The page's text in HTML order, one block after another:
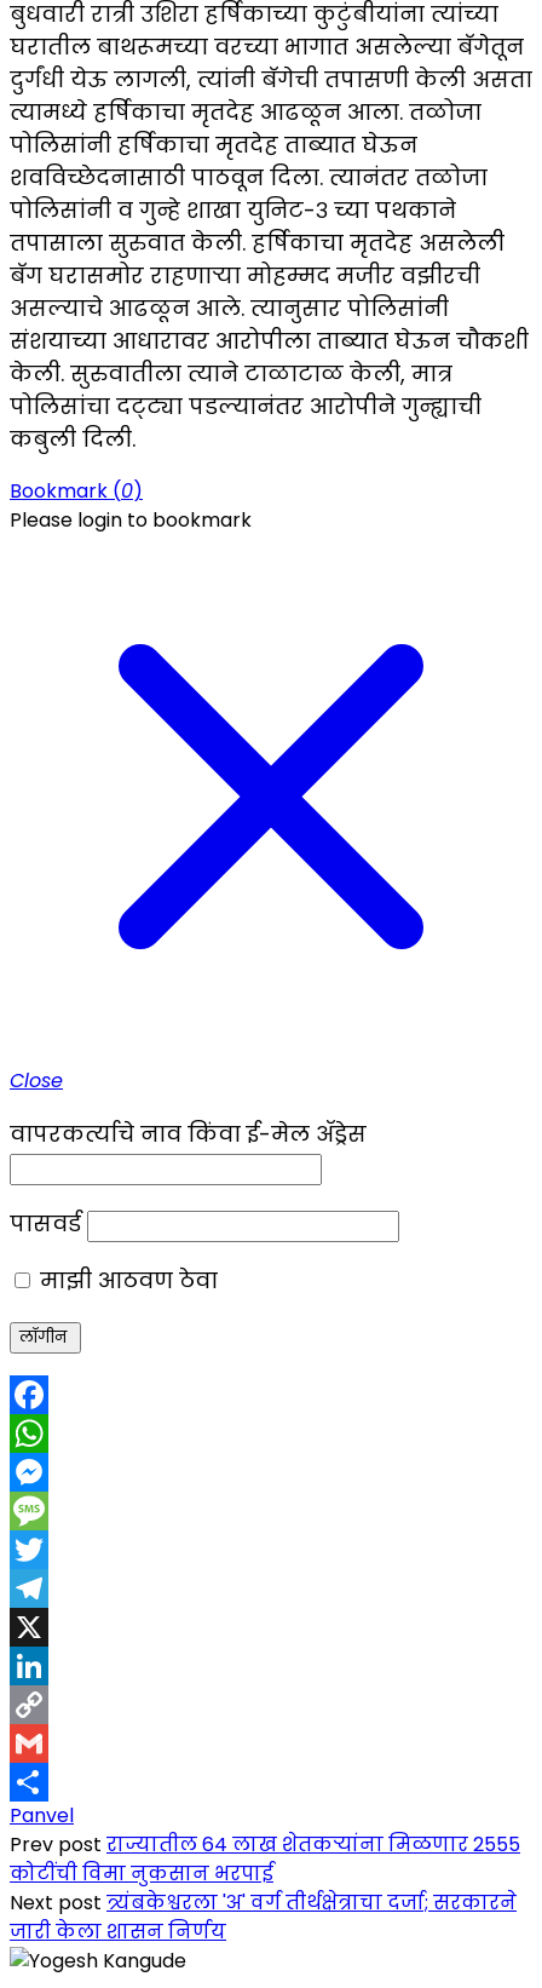
बुधवारी रात्री उशिरा हर्षिकाच्या कुटुंबीयांना त्यांच्या
घरातील बाथरूमच्या वरच्या भागात असलेल्या बॅगेतून
दुर्गंधी येऊ लागली, त्यांनी बॅगेची तपासणी केली असता
त्यामध्ये हर्षिकाचा मृतदेह आढळून आला. तळोजा
पोलिसांनी हर्षिकाचा मृतदेह ताब्यात घेऊन
शवविच्छेदनासाठी पाठवून दिला. त्यानंतर तळोजा
पोलिसांनी व गुन्हे शाखा युनिट-३ च्या पथकाने
तपासाला सुरुवात केली. हर्षिकाचा मृतदेह असलेली
बॅग घरासमोर राहणाऱ्या मोहम्मद मजीर वझीरची
असल्याचे आढळून आले. त्यानुसार पोलिसांनी
संशयाच्या आधारावर आरोपीला ताब्यात घेऊन चौकशी
केली. सुरुवातीला त्याने टाळाटाळ केली, मात्र
पोलिसांचा दट्ट्या पडल्यानंतर आरोपीने गुन्ह्याची
कबुली दिली.
Bookmark (0)
Please login to bookmark
Close
वापरकर्त्याचे नाव किंवा ई-मेल ॲड्रेस
पासवर्ड
माझी आठवण ठेवा
Facebook
WhatsApp
Messenger
Message
Twitter
Telegram
X
LinkedIn
Copy
Link
Gmail
Share
Panvel
Prev post राज्यातील 64 लाख शेतकऱ्यांना मिळणार 2555
कोटींची विमा नुकसान भरपाई
Next post त्र्यंबकेश्वरला 'अ' वर्ग तीर्थक्षेत्राचा दर्जा; सरकारने
जारी केला शासन निर्णय